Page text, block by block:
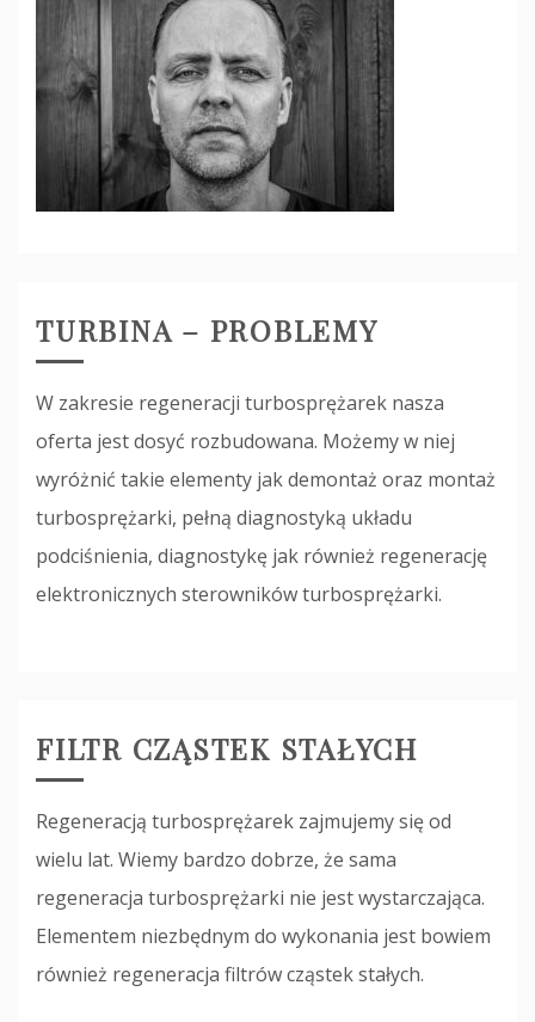
TURBINA – PROBLEMY
W zakresie regeneracji turbosprężarek nasza
oferta jest dosyć rozbudowana. Możemy w niej
wyróżnić takie elementy jak demontaż oraz montaż
turbosprężarki, pełną diagnostyką układu
podciśnienia, diagnostykę jak również regenerację
elektronicznych sterowników turbosprężarki.
FILTR CZĄSTEK STAŁYCH
Regeneracją turbosprężarek zajmujemy się od
wielu lat. Wiemy bardzo dobrze, że sama
regeneracja turbosprężarki nie jest wystarczająca.
Elementem niezbędnym do wykonania jest bowiem
również regeneracja filtrów cząstek stałych.